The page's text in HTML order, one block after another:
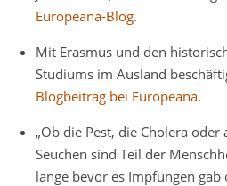
Europeana-Blog.
Mit Erasmus und den
Studiums im Ausland
Blogbeitrag bei Europeana.
„Ob die Pest, die Cholera oder
Seuchen sind Teil der
lange bevor es Impfungen